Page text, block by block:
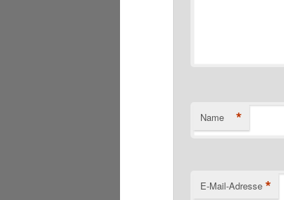
Name *
E-Mail-Adresse *